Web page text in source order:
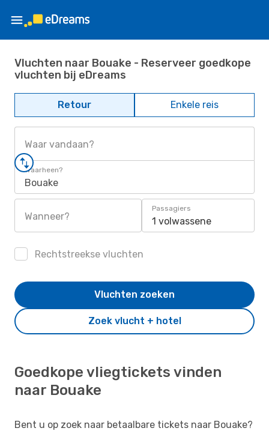
Vluchten naar Bouake - Reserveer goedkope
vluchten bij eDreams
Retour Enkele reis
Waar vandaan?
Waarheen?
Bouake
Wanneer?
Passagiers
1 volwassene
Rechtstreekse vluchten
Zoek vlucht + hotel
Vluchten zoeken
Goedkope vliegtickets vinden
naar Bouake
Bent u op zoek naar betaalbare tickets naar Bouake?